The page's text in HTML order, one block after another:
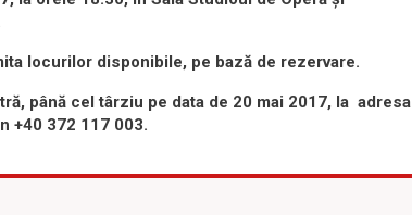
locurilor disponibile, pe bază de rezervare.
până cel târziu pe data de 20 mai 2017, la adresa
+40 372 117 003.